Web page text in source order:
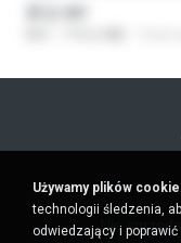
꽃섬.avi
Nie
Używamy plików
technologii śledzenia,
odwiedzający i